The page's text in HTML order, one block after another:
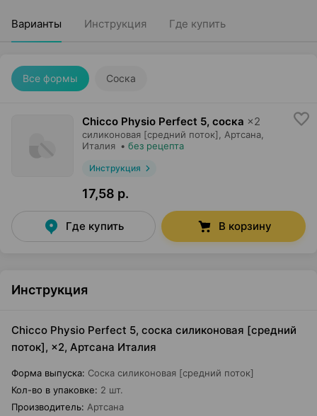
Варианты Инструкция Где купить
Все формы Соска
Chicco Physio Perfect 5, соска ×2
силиконовая [средний поток], Артсана
Италия • без рецепта
Инструкция
17,58 р.
Где купить В корзину
Инструкция
Chicco Physio Perfect 5, соска силиконовая [средний
поток], ×2, Артсана Италия
Форма выпуска: Соска силиконовая [средний поток]
Кол-во в упаковке: 2 шт.
Производитель: Артсана